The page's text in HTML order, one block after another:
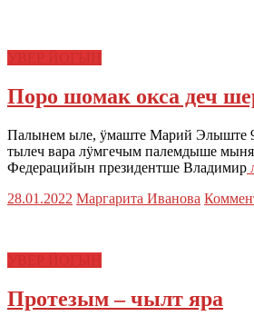
Поро шомак окса деч
Палынем ыле, ÿмаште Марий Элыште
тылеч вара лÿмгечым палемдыше
Федерацийын президентше Владимир
28.01.2022 Маргарита Иванова
Протезым – чылт яра